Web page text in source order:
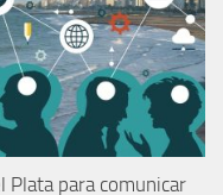
Plata para comunicar